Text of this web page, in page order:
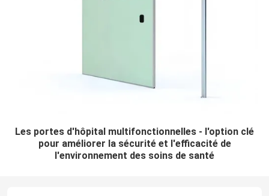
Les portes d'hôpital multifonctionnelles - l'option clé
pour améliorer la sécurité et l'efficacité de
l'environnement des soins de santé